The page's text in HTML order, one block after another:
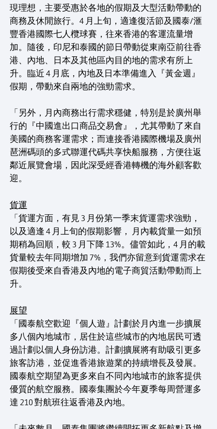
現理想，主要受惠於各地的假期及大型活動帶動的
商務及休閒旅行。4 月上旬，適逢復活節及國泰/滙
豐香港國際七人欖球賽，往來香港的客運流量增
加。隨後，印尼和泰國的節日帶動從東南亞前往香
港、內地、日本及其他區內目的地的需求有所上
升。臨近 4 月底，內地及日本準備進入『黃金週』
假期，帶動來自兩地的強勁需求。
「另外，月內商務出行需求穩健，特別是於廣州舉
行的『中國進出口商品交易會』，尤其帶動了來自
美國的商務客運需求；而連接香港國際機場及廣州
琶洲碼頭的多式聯運代碼共享快船服務，方便往返
鄰近展覽會場，因此深受經香港轉機的海外顧客歡
迎。
貨運
「貨運方面，有見 3 月份第一季末貨運需求強勁，
以及適逢 4 月上旬的假期影響， 月內載貨量一如預
期稍為回順，較 3 月下降 13%。儘管如此，4 月的載
貨量較去年同期增加 7%，我們亦留意到貨運需求在
假期後受來自香港及內地的電子商貿活動帶動而上
升。
展望
「國泰航空歡迎『個人遊』計劃於月內進一步擴展
多八個內地城市，居住於這些城市的內地居民可透
過計劃以個人身份訪港。計劃擴展將有助吸引更多
旅客訪港，並促進香港旅遊業的持續增長及發展。
國泰航空期望為更多來自不同內地城市的旅客提供
優質的航空服務。國泰集團於今年夏季每周營運多
達 210 對航班往返香港及內地。